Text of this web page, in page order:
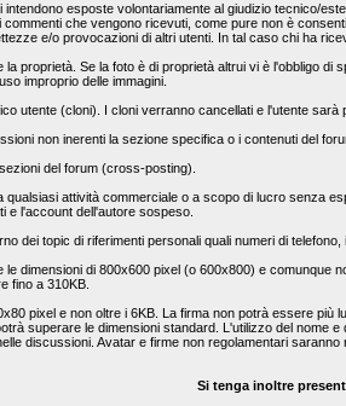
esposte volontariamente al giudizio tecnico/
che vengono ricevuti, come pure non è
e/o provocazioni di altri utenti. In tal caso chi ha
proprietà. Se la foto è di proprietà altrui vi è l'obbligo
improprio delle immagini.
utente (cloni). I cloni verranno cancellati e l'utente
non inerenti la sezione specifica o i contenuti del
del forum (cross-posting).
qualsiasi attività commerciale o a scopo di lucro senza
e l'account dell'autore sospeso.
dei topic di riferimenti personali quali numeri di
dimensioni di 800x600 pixel (o 600x800) e
fino a 310KB.
pixel e non oltre i 6KB. La firma non potrà essere
superare le dimensioni standard. L'utilizzo del nome
discussioni. Avatar e firme non regolamentari
Si tenga inoltre